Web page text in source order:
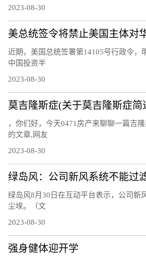
2023-08-30
近期，美国总统签署第14105号行政令，
中国投资半
2023-08-30
莫吉隆斯症(关于莫吉隆斯症简
，你们好，今天0471房产来聊聊一篇吉
的文章,网友
2023-08-30
绿岛风：公司新风系统不能过
绿岛风8月30日在互动平台表示，公司新
尘埃。（文
2023-08-30
强身健体迎开学